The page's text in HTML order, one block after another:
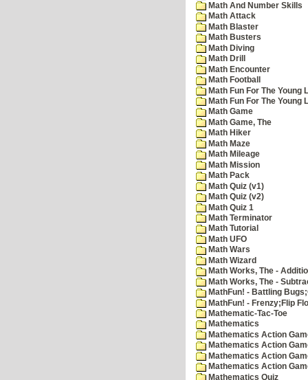
Math And Number Skills
Math Attack
Math Blaster
Math Busters
Math Diving
Math Drill
Math Encounter
Math Football
Math Fun For The Young
Math Fun For The Young
Math Game
Math Game, The
Math Hiker
Math Maze
Math Mileage
Math Mission
Math Pack
Math Quiz (v1)
Math Quiz (v2)
Math Quiz 1
Math Terminator
Math Tutorial
Math UFO
Math Wars
Math Wizard
Math Works, The -
Math Works, The -
MathFun! - Battling
MathFun! - Frenzy;Flip
Mathematic-Tac-Toe
Mathematics
Mathematics Action
Mathematics Action
Mathematics Action
Mathematics Action
Mathematics Quiz